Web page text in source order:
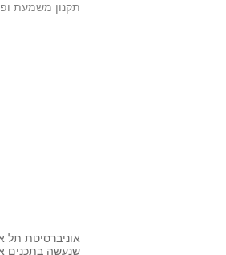
תקנון משמעת
אוניברסיטת תל
שנעשה בתכנים